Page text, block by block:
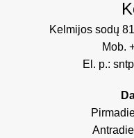
Kelmijos sodų
Mob.
El. p.: